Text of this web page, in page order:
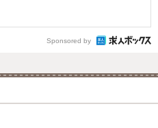
Sponsored by